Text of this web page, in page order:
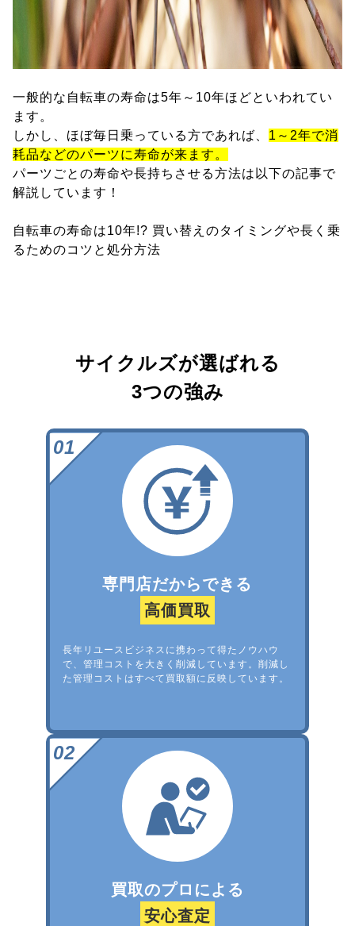
一般的な自転車の寿命は5年～10年ほどといわれてい
ます。
しかし、ほぼ毎日乗っている方であれば、 1～2年で消
耗品などのパーツに寿命が来ます。
パーツごとの寿命や長持ちさせる方法は以下の記事で
解説しています！
自転車の寿命は10年!? 買い替えのタイミングや長く乗
るためのコツと処分方法
サイクルズが選ばれる
3つの強み
専門店だからできる
高価買取
長年リユースビジネスに携わって得たノウハウ
で、管理コストを大きく削減しています。削減し
た管理コストはすべて買取額に反映しています。
買取のプロによる
安心査定